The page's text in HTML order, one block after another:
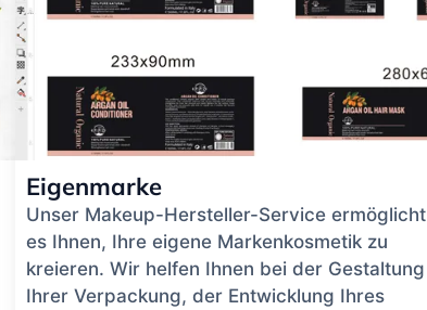
Eigenmarke
Unser Makeup-Hersteller-Service ermöglicht
es Ihnen, Ihre eigene Markenkosmetik zu
kreieren. Wir helfen Ihnen bei der Gestaltung
Ihrer Verpackung, der Entwicklung Ihres